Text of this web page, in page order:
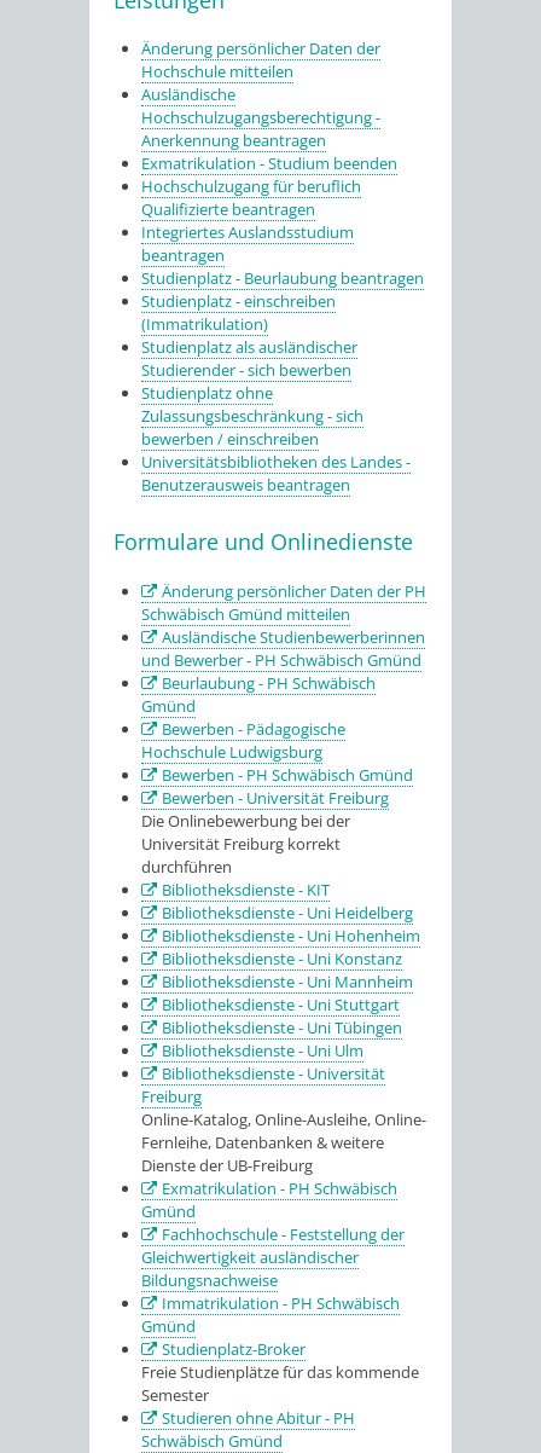
Änderung persönlicher Daten der
Hochschule mitteilen
Ausländische
Hochschulzugangsberechtigung -
Anerkennung beantragen
Exmatrikulation - Studium beenden
Hochschulzugang für beruflich
Qualifizierte beantragen
Integriertes Auslandsstudium
beantragen
Studienplatz - Beurlaubung beantragen
Studienplatz - einschreiben
(Immatrikulation)
Studienplatz als ausländischer
Studierender - sich bewerben
Studienplatz ohne
Zulassungsbeschränkung - sich
bewerben / einschreiben
Universitätsbibliotheken des Landes -
Benutzerausweis beantragen
Formulare und Onlinedienste
Änderung persönlicher Daten der PH
Schwäbisch Gmünd mitteilen
Ausländische Studienbewerberinnen
und Bewerber - PH Schwäbisch Gmünd
Beurlaubung - PH Schwäbisch
Gmünd
Bewerben - Pädagogische
Hochschule Ludwigsburg
Bewerben - PH Schwäbisch Gmünd
Bewerben - Universität Freiburg
Die Onlinebewerbung bei der
Universität Freiburg korrekt
durchführen
Bibliotheksdienste - KIT
Bibliotheksdienste - Uni Heidelberg
Bibliotheksdienste - Uni Hohenheim
Bibliotheksdienste - Uni Konstanz
Bibliotheksdienste - Uni Mannheim
Bibliotheksdienste - Uni Stuttgart
Bibliotheksdienste - Uni Tübingen
Bibliotheksdienste - Uni Ulm
Bibliotheksdienste - Universität
Freiburg
Online-Katalog, Online-Ausleihe, Online-
Fernleihe, Datenbanken & weitere
Dienste der UB-Freiburg
Exmatrikulation - PH Schwäbisch
Gmünd
Fachhochschule - Feststellung der
Gleichwertigkeit ausländischer
Bildungsnachweise
Immatrikulation - PH Schwäbisch
Gmünd
Studienplatz-Broker
Freie Studienplätze für das kommende
Semester
Studieren ohne Abitur - PH
Schwäbisch Gmünd